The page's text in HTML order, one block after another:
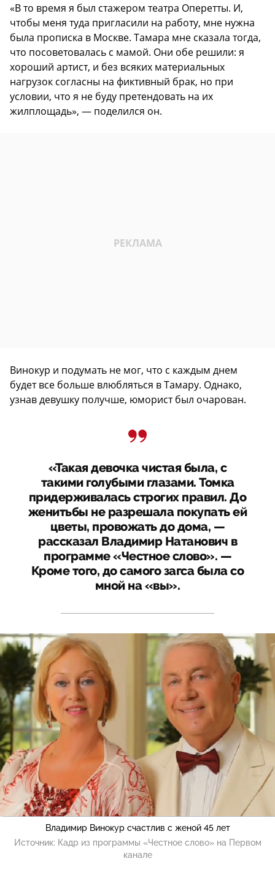
«В то время я был стажером театра Оперетты. И,
чтобы меня туда пригласили на работу, мне нужна
была прописка в Москве. Тамара мне сказала тогда,
что посоветовалась с мамой. Они обе решили: я
хороший артист, и без всяких материальных
нагрузок согласны на фиктивный брак, но при
условии, что я не буду претендовать на их
жилплощадь», — поделился он.
Винокур и подумать не мог, что с каждым днем
будет все больше влюбляться в Тамару. Однако,
узнав девушку получше, юморист был очарован.
«Такая девочка чистая была, с
такими голубыми глазами. Томка
придерживалась строгих правил. До
женитьбы не разрешала покупать ей
цветы, провожать до дома, —
рассказал Владимир Натанович в
программе «Честное слово». —
Кроме того, до самого загса была со
мной на «вы».
Владимир Винокур счастлив с женой 45 лет
Источник: Кадр из программы «Честное слово» на Первом
канале